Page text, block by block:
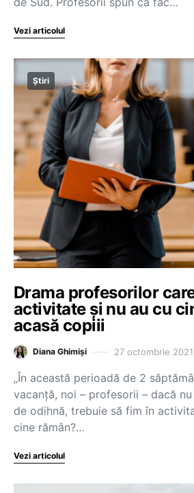
Vezi articolul
Știri
Drama profesorilor
activitate și nu au cu
acasă copiii
Diana Ghimiși 27 octombrie 2021
„În această perioadă de 2
vacanță, noi – profesorii – dacă
de odihnă, trebuie să fim în
cine rămân?…
Vezi articolul